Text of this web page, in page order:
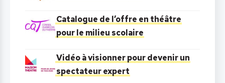
Catalogue de l’offre en théâtre
pour le milieu scolaire
Vidéo à visionner pour devenir un
spectateur expert